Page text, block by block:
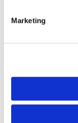
Marketing